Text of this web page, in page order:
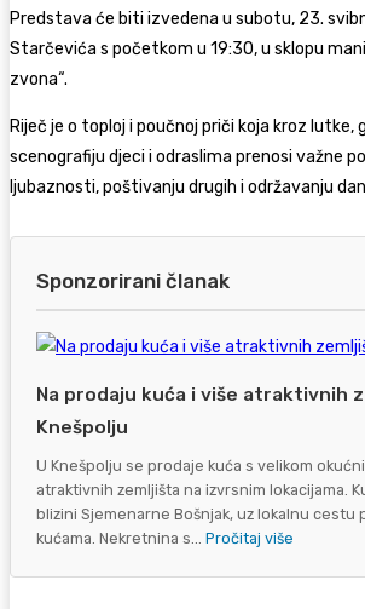
Predstava će biti izvedena u subotu, 23.
Starčevića s početkom u 19:30, u sklopu
zvona“.
Riječ je o toploj i poučnoj priči koja kroz
scenografiju djeci i odraslima prenosi važne
ljubaznosti, poštivanju drugih i održavanju
Sponzorirani članak
Na prodaju kuća i više atraktivnih
Knešpolju
U Knešpolju se prodaje kuća s velikom
atraktivnih zemljišta na izvrsnim lokacijama.
blizini Sjemenarne Bošnjak, uz lokalnu cestu
kućama. Nekretnina s... Pročitaj više